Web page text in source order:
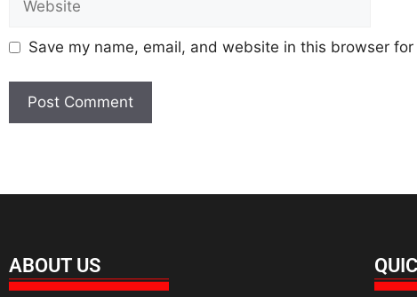
Save my name, email, and website in this browser
ABOUT US